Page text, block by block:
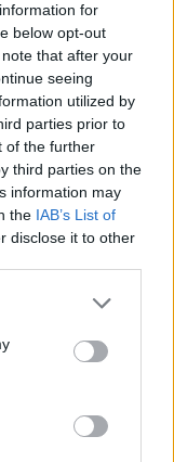
for
below opt-out
that after your
seeing
utilized by
parties prior to
of the further
third parties on the
information may
the IAB’s List of
disclose it to other
or more Google
You may click to
party tags to
in below Google
MEGYE